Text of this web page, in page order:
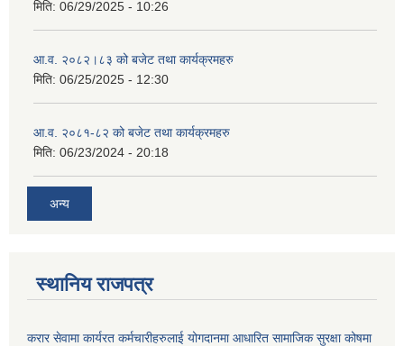
मिति: 06/29/2025 - 10:26
आ.व. २०८२।८३ को बजेट तथा कार्यक्रमहरु
मिति: 06/25/2025 - 12:30
आ.व. २०८१-८२ को बजेट तथा कार्यक्रमहरु
मिति: 06/23/2024 - 20:18
अन्य
स्थानिय राजपत्र
करार सेवामा कार्यरत कर्मचारीहरुलाई योगदानमा आधारित सामाजिक सुरक्षा कोषमा